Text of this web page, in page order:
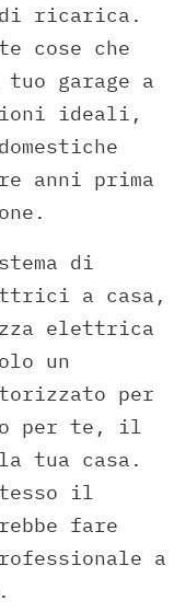
ricarica.
cose che
garage a
ideali,
anni prima
di
a casa,
elettrica
un
per
per te, il
tua casa.
il
fare
a